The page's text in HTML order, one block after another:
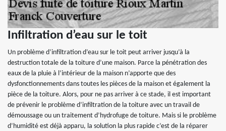
Infiltration d’eau sur le toit
Un problème d’infiltration d’eau sur le toit peut arriver jusqu’à la
destruction totale de la toiture d’une maison. Parce la pénétration des
eaux de la pluie à l’intérieur de la maison n’apporte que des
dysfonctionnements dans toutes les pièces de la maison et également la
pièce de la toiture. Alors, pour ne pas arriver à ce stade, il est important
de prévenir le problème d’infiltration de la toiture avec un travail de
démoussage ou un traitement d’hydrofuge de toiture. Mais si le problème
d’humidité est déjà apparu, la solution la plus rapide c’est de la réparer